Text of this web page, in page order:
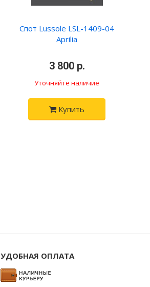
Спот Lussole LSL-1409-04
Aprilia
3 800 р.
Уточняйте наличие
Купить
УДОБНАЯ ОПЛАТА